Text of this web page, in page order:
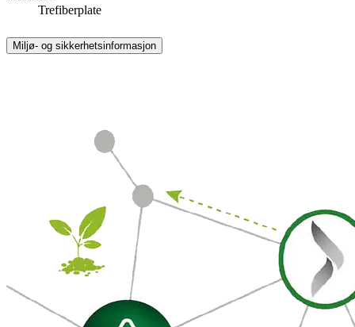
Trefiberplate
Miljø- og sikkerhetsinformasjon